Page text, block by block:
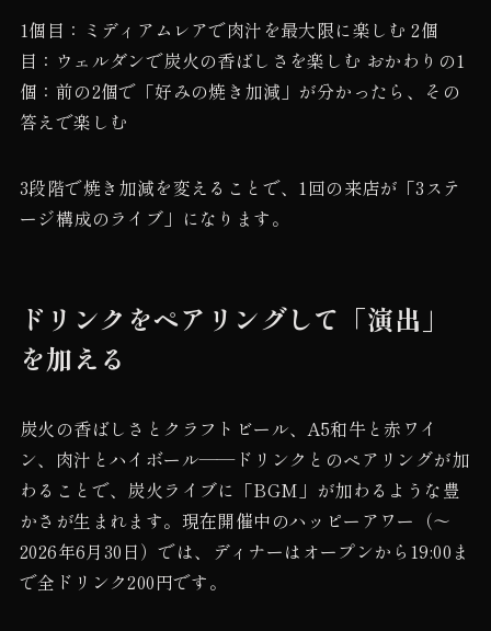
1個目：ミディアムレアで肉汁を最大限に楽しむ 2個
目：ウェルダンで炭火の香ばしさを楽しむ おかわりの1
個：前の2個で「好みの焼き加減」が分かったら、その
答えで楽しむ
3段階で焼き加減を変えることで、1回の来店が「3ステ
ージ構成のライブ」になります。
ドリンクをペアリングして「演出」
を加える
炭火の香ばしさとクラフトビール、A5和牛と赤ワイ
ン、肉汁とハイボール——ドリンクとのペアリングが加
わることで、炭火ライブに「BGM」が加わるような豊
かさが生まれます。現在開催中のハッピーアワー（〜
2026年6月30日）では、ディナーはオープンから19:00ま
で全ドリンク200円です。